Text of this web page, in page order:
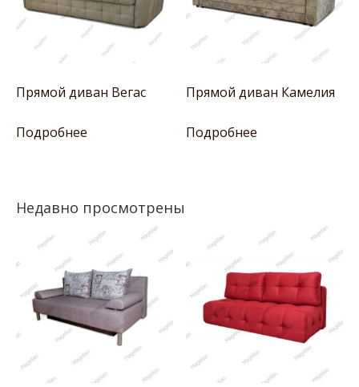
Прямой диван Вегас
Подробнее
Прямой диван Камелия
Подробнее
Недавно просмотрены